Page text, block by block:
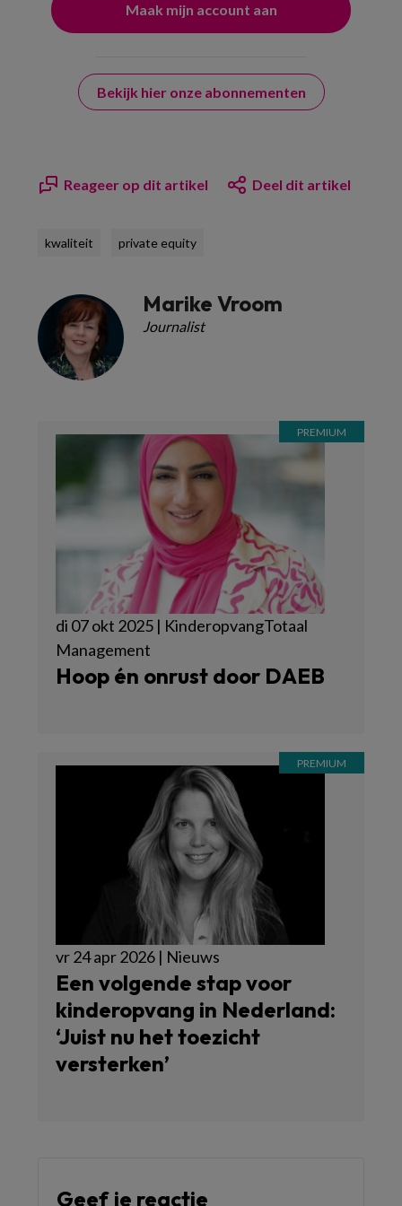
Bekijk hier onze abonnementen
Reageer op dit artikel Deel dit artikel
kwaliteit private equity
Marike Vroom
Journalist
di 07 okt 2025 | KinderopvangTotaal
Management
Hoop én onrust door DAEB
vr 24 apr 2026 | Nieuws
Een volgende stap voor
kinderopvang in Nederland:
‘Juist nu het toezicht
versterken’
Geef je reactie